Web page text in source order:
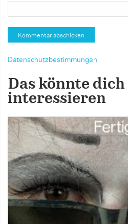
Datenschutzbestimmungen
Das könnte dich
interessieren